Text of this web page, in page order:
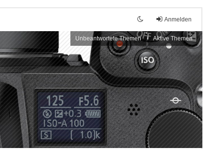
Anmelden
Unbeantwortete Themen Aktive Themen